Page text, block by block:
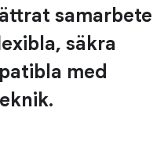
samarbete
säkra
med